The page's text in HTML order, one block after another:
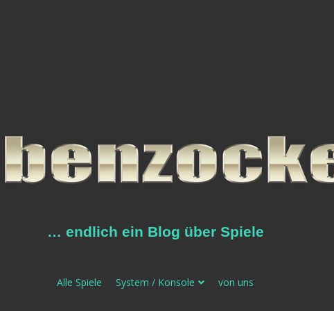
… endlich ein Blog über Spiele
Alle Spiele System / Konsole von uns